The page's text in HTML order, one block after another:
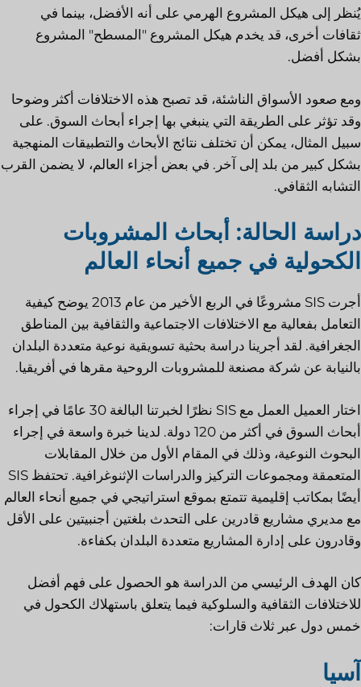
يُنظر إلى هيكل المشروع الهرمي على أنه الأفضل، بينما في
ثقافات أخرى، قد يخدم هيكل المشروع "المسطح" المشروع
بشكل أفضل.
ومع صعود الأسواق الناشئة، قد تصبح هذه الاختلافات أكثر وضوحا
وقد تؤثر على الطريقة التي ينبغي بها إجراء أبحاث السوق. على
سبيل المثال، يمكن أن تختلف نتائج الأبحاث والتطبيقات المنهجية
بشكل كبير من بلد إلى آخر. في بعض أجزاء العالم، لا يضمن القرب
التشابه الثقافي.
دراسة الحالة: أبحاث المشروبات
الكحولية في جميع أنحاء العالم
أجرت SIS مشروعًا في الربع الأخير من عام 2013 يوضح كيفية
التعامل بفعالية مع الاختلافات الاجتماعية والثقافية بين المناطق
الجغرافية. لقد أجرينا دراسة بحثية تسويقية نوعية متعددة البلدان
بالنيابة عن شركة مصنعة للمشروبات الروحية مقرها في أفريقيا.
اختار العميل العمل مع SIS نظرًا لخبرتنا البالغة 30 عامًا في إجراء
أبحاث السوق في أكثر من 120 دولة. لدينا خبرة واسعة في إجراء
البحوث النوعية، وذلك في المقام الأول من خلال المقابلات
المتعمقة ومجموعات التركيز والدراسات الإثنوغرافية. تحتفظ SIS
أيضًا بمكاتب إقليمية تتمتع بموقع استراتيجي في جميع أنحاء العالم
مع مديري مشاريع قادرين على التحدث بلغتين أجنبيتين على الأقل
وقادرون على إدارة المشاريع متعددة البلدان بكفاءة.
كان الهدف الرئيسي من الدراسة هو الحصول على فهم أفضل
للاختلافات الثقافية والسلوكية فيما يتعلق باستهلاك الكحول في
خمس دول عبر ثلاث قارات:
آسيا